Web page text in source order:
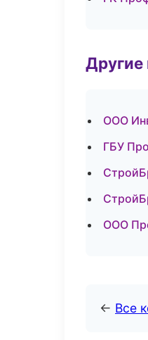
Другие
ООО
ГБУ
ООО
← Все